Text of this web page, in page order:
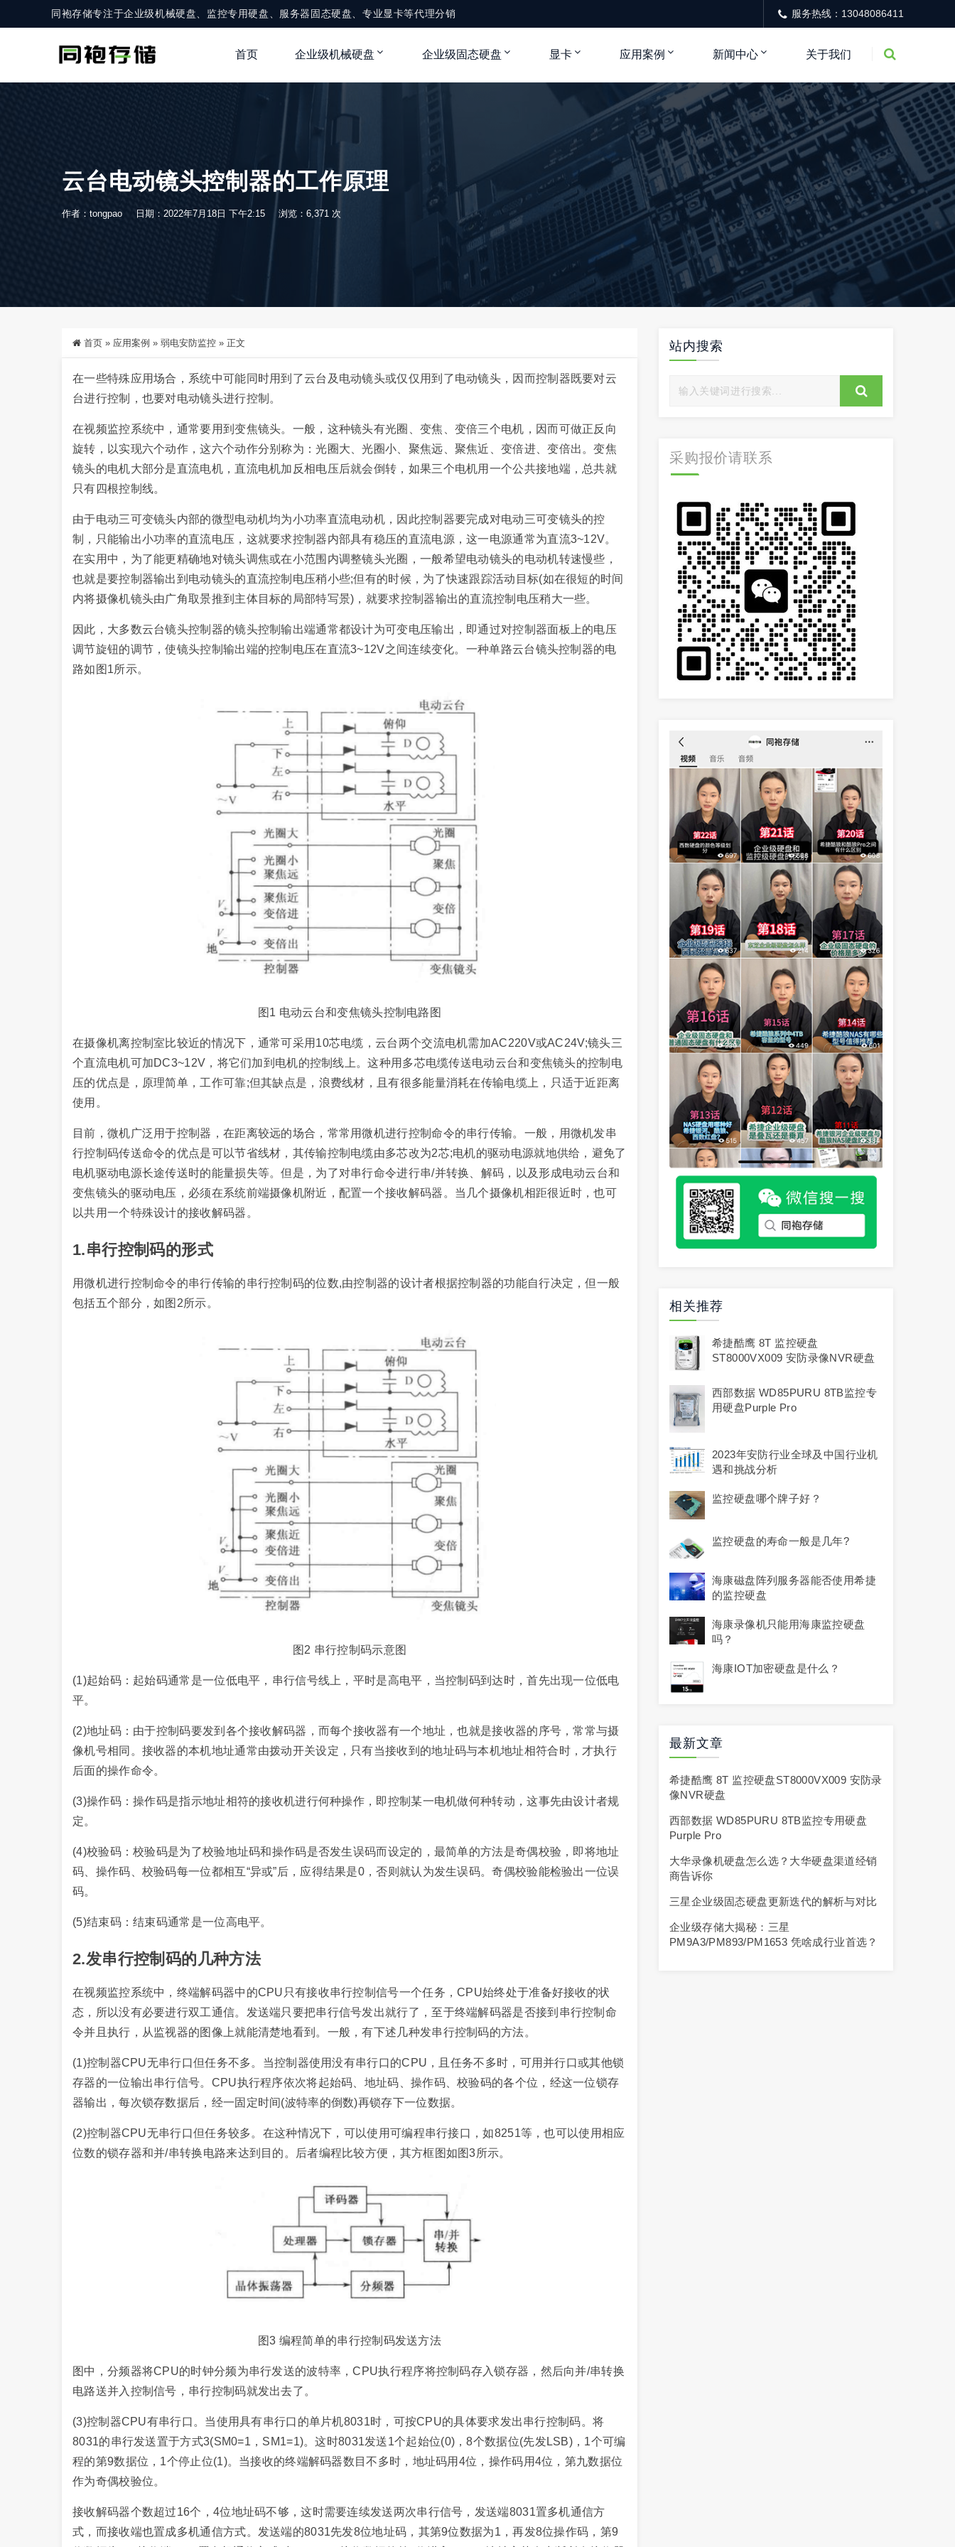
同袍存储专注于企业级机械硬盘、监控专用硬盘、服务器固态硬盘、专业显卡等代理分销 服务热线：13048086411
首页 企业级机械硬盘 企业级固态硬盘 显卡 应用案例 新闻中心 关于我们
云台电动镜头控制器的工作原理
作者：tongpao 日期：2022年7月18日 下午2:15 浏览：6,371 次
首页 » 应用案例 » 弱电安防监控 » 正文
在一些特殊应用场合，系统中可能同时用到了云台及电动镜头或仅仅用到了电动镜头，因而控制器既要对云
台进行控制，也要对电动镜头进行控制。
在视频监控系统中，通常要用到变焦镜头。一般，这种镜头有光圈、变焦、变倍三个电机，因而可做正反向
旋转，以实现六个动作，这六个动作分别称为：光圈大、光圈小、聚焦远、聚焦近、变倍进、变倍出。变焦
镜头的电机大部分是直流电机，直流电机加反相电压后就会倒转，如果三个电机用一个公共接地端，总共就
只有四根控制线。
由于电动三可变镜头内部的微型电动机均为小功率直流电动机，因此控制器要完成对电动三可变镜头的控
制，只能输出小功率的直流电压，这就要求控制器内部具有稳压的直流电源，这一电源通常为直流3~12V。
在实用中，为了能更精确地对镜头调焦或在小范围内调整镜头光圈，一般希望电动镜头的电动机转速慢些，
也就是要控制器输出到电动镜头的直流控制电压稍小些;但有的时候，为了快速跟踪活动目标(如在很短的时间
内将摄像机镜头由广角取景推到主体目标的局部特写景)，就要求控制器输出的直流控制电压稍大一些。
因此，大多数云台镜头控制器的镜头控制输出端通常都设计为可变电压输出，即通过对控制器面板上的电压
调节旋钮的调节，使镜头控制输出端的控制电压在直流3~12V之间连续变化。一种单路云台镜头控制器的电
路如图1所示。
图1 电动云台和变焦镜头控制电路图
在摄像机离控制室比较近的情况下，通常可采用10芯电缆，云台两个交流电机需加AC220V或AC24V;镜头三
个直流电机可加DC3~12V，将它们加到电机的控制线上。这种用多芯电缆传送电动云台和变焦镜头的控制电
压的优点是，原理简单，工作可靠;但其缺点是，浪费线材，且有很多能量消耗在传输电缆上，只适于近距离
使用。
目前，微机广泛用于控制器，在距离较远的场合，常常用微机进行控制命令的串行传输。一般，用微机发串
行控制码传送命令的优点是可以节省线材，其传输控制电缆由多芯改为2芯;电机的驱动电源就地供给，避免了
电机驱动电源长途传送时的能量损失等。但是，为了对串行命令进行串/并转换、解码，以及形成电动云台和
变焦镜头的驱动电压，必须在系统前端摄像机附近，配置一个接收解码器。当几个摄像机相距很近时，也可
以共用一个特殊设计的接收解码器。
1.串行控制码的形式
用微机进行控制命令的串行传输的串行控制码的位数,由控制器的设计者根据控制器的功能自行决定，但一般
包括五个部分，如图2所示。
图2 串行控制码示意图
(1)起始码：起始码通常是一位低电平，串行信号线上，平时是高电平，当控制码到达时，首先出现一位低电
平。
(2)地址码：由于控制码要发到各个接收解码器，而每个接收器有一个地址，也就是接收器的序号，常常与摄
像机号相同。接收器的本机地址通常由拨动开关设定，只有当接收到的地址码与本机地址相符合时，才执行
后面的操作命令。
(3)操作码：操作码是指示地址相符的接收机进行何种操作，即控制某一电机做何种转动，这事先由设计者规
定。
(4)校验码：校验码是为了校验地址码和操作码是否发生误码而设定的，最简单的方法是奇偶校验，即将地址
码、操作码、校验码每一位都相互“异或”后，应得结果是0，否则就认为发生误码。奇偶校验能检验出一位误
码。
(5)结束码：结束码通常是一位高电平。
2.发串行控制码的几种方法
在视频监控系统中，终端解码器中的CPU只有接收串行控制信号一个任务，CPU始终处于准备好接收的状
态，所以没有必要进行双工通信。发送端只要把串行信号发出就行了，至于终端解码器是否接到串行控制命
令并且执行，从监视器的图像上就能清楚地看到。一般，有下述几种发串行控制码的方法。
(1)控制器CPU无串行口但任务不多。当控制器使用没有串行口的CPU，且任务不多时，可用并行口或其他锁
存器的一位输出串行信号。CPU执行程序依次将起始码、地址码、操作码、校验码的各个位，经这一位锁存
器输出，每次锁存数据后，经一固定时间(波特率的倒数)再锁存下一位数据。
(2)控制器CPU无串行口但任务较多。在这种情况下，可以使用可编程串行接口，如8251等，也可以使用相应
位数的锁存器和并/串转换电路来达到目的。后者编程比较方便，其方框图如图3所示。
图3 编程简单的串行控制码发送方法
图中，分频器将CPU的时钟分频为串行发送的波特率，CPU执行程序将控制码存入锁存器，然后向并/串转换
电路送并入控制信号，串行控制码就发出去了。
(3)控制器CPU有串行口。当使用具有串行口的单片机8031时，可按CPU的具体要求发出串行控制码。将
8031的串行发送置于方式3(SM0=1，SM1=1)。这时8031发送1个起始位(0)，8个数据位(先发LSB)，1个可编
程的第9数据位，1个停止位(1)。当接收的终端解码器数目不多时，地址码用4位，操作码用4位，第九数据位
作为奇偶校验位。
接收解码器个数超过16个，4位地址码不够，这时需要连续发送两次串行信号，发送端8031置多机通信方
式，而接收端也置成多机通信方式。发送端的8031先发8位地址码，其第9位数据为1，再发8位操作码，第9
站内搜索
采购报价请联系
相关推荐
希捷酷鹰 8T 监控硬盘
ST8000VX009 安防录像NVR硬盘
西部数据 WD85PURU 8TB监控专
用硬盘Purple Pro
2023年安防行业全球及中国行业机
遇和挑战分析
监控硬盘哪个牌子好？
监控硬盘的寿命一般是几年?
海康磁盘阵列服务器能否使用希捷
的监控硬盘
海康录像机只能用海康监控硬盘
吗？
海康IOT加密硬盘是什么？
最新文章
希捷酷鹰 8T 监控硬盘ST8000VX009 安防录
像NVR硬盘
西部数据 WD85PURU 8TB监控专用硬盘
Purple Pro
大华录像机硬盘怎么选？大华硬盘渠道经销
商告诉你
三星企业级固态硬盘更新迭代的解析与对比
企业级存储大揭秘：三星
PM9A3/PM893/PM1653 凭啥成行业首选？